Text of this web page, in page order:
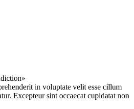
in voluptate velit esse cillum
Excepteur sint occaecat cupidatat non